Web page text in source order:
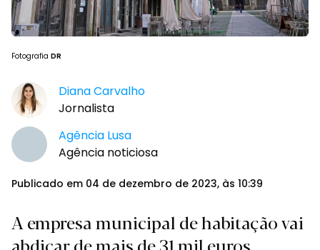
Fotografia DR
Diana Carvalho
Jornalista
Agência Lusa
Agência noticiosa
Publicado em 04 de dezembro de 2023, às 10:39
A empresa municipal de habitação vai
abdicar de mais de 31 mil euros.